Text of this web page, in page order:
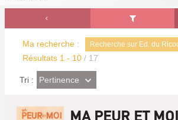
Ma recherche : Recherche sur Ed. du
Résultats 1 - 10 / 17
Tri : (Effet
imédiat)
Pertinence
MA PEUR ET MOI